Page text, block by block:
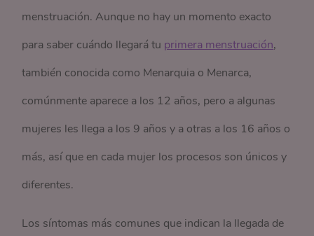
menstruación. Aunque no hay un momento exacto
para saber cuándo llegará tu primera menstruación,
también conocida como Menarquia o Menarca,
comúnmente aparece a los 12 años, pero a algunas
mujeres les llega a los 9 años y a otras a los 16 años o
más, así que en cada mujer los procesos son únicos y
diferentes.
Los síntomas más comunes que indican la llegada de